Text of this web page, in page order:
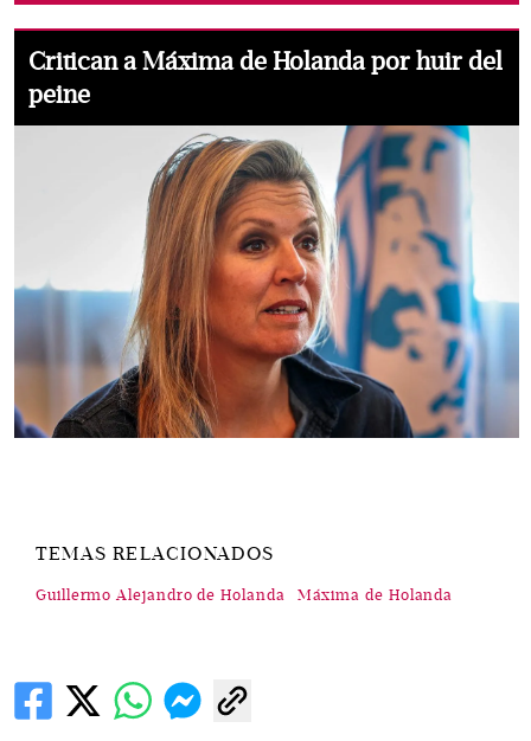
Critican a Máxima de Holanda por huir del
peine
TEMAS RELACIONADOS
Guillermo Alejandro de Holanda Máxima de Holanda